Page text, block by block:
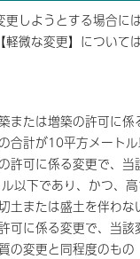
更しようとする場合に
微な変更】について
または増築の許可に
合計が10平方メート
許可に係る変更で、
以下であり、かつ、
土または盛土を伴わな
可に係る変更で、当
の変更と同程度のもの